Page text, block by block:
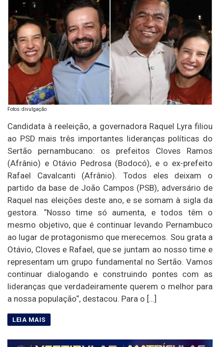
Fotos: divulgação
Candidata à reeleição, a governadora Raquel Lyra filiou
ao PSD mais três importantes lideranças políticas do
Sertão pernambucano: os prefeitos Cloves Ramos
(Afrânio) e Otávio Pedrosa (Bodocó), e o ex-prefeito
Rafael Cavalcanti (Afrânio). Todos eles deixam o
partido da base de João Campos (PSB), adversário de
Raquel nas eleições deste ano, e se somam à sigla da
gestora. “Nosso time só aumenta, e todos têm o
mesmo objetivo, que é continuar levando Pernambuco
ao lugar de protagonismo que merecemos. Sou grata a
Otávio, Cloves e Rafael, que se juntam ao nosso time e
representam um grupo fundamental no Sertão. Vamos
continuar dialogando e construindo pontes com as
lideranças que verdadeiramente querem o melhor para
a nossa população“, destacou. Para o […]